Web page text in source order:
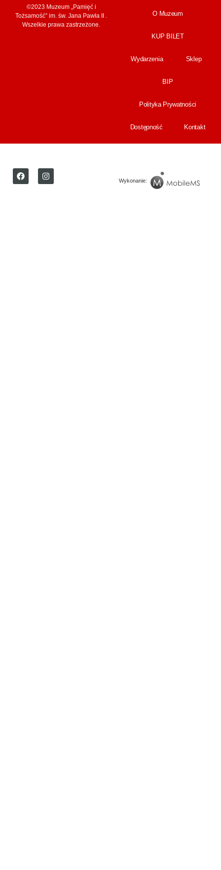
©2023 Muzeum „Pamięć i
Tożsamość” im. św. Jana Pawła II .
Wszelkie prawa zastrzeżone.
O Muzeum
KUP BILET
Wydarzenia Sklep
BIP
Polityka Prywatności
Dostępność Kontakt
Wykonanie: